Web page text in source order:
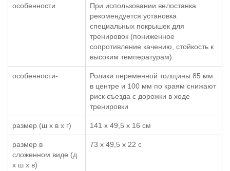
особенности
При использовании велостанка
рекомендуется установка
специальных покрышек для
тренировок (пониженное
сопротивление качению, стойкость к
высоким температурам).
особенности-
Ролики переменной толщины 85 мм
в центре и 100 мм по краям снижают
риск съезда с дорожки в ходе
тренировки
размер (ш x в x г) 141 x 49,5 x 16 см
размер в
сложенном виде (д
x ш x в)
73 x 49,5 x 22 с